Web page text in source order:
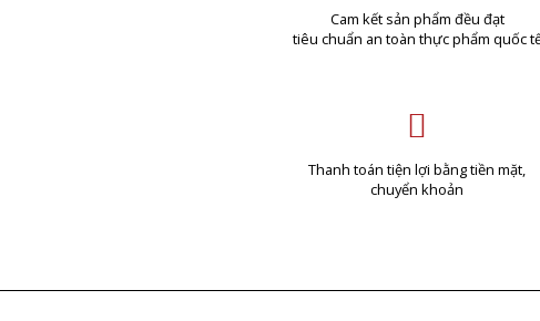
Cam kết sản phẩm đều đạt
tiêu chuẩn an toàn thực phẩm quốc
Thanh toán tiện lợi bằng tiền mặt,
chuyển khoản